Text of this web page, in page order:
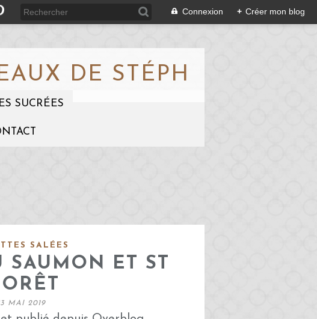
Connexion + Créer mon blog
DE STÉPH
SUCRÉES
SALÉES
SAUMON ET ST
MAI 2019